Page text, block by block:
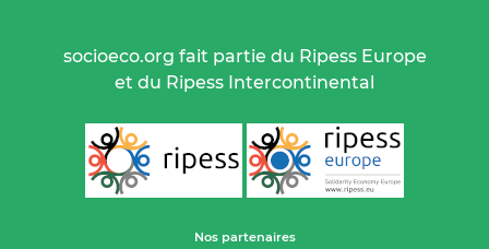
socioeco.org fait partie du Ripess Europe
et du Ripess Intercontinental
Nos partenaires